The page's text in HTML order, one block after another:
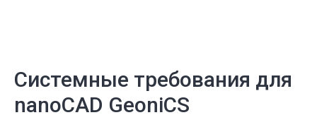
Системные требования для
nanoCAD GeoniCS